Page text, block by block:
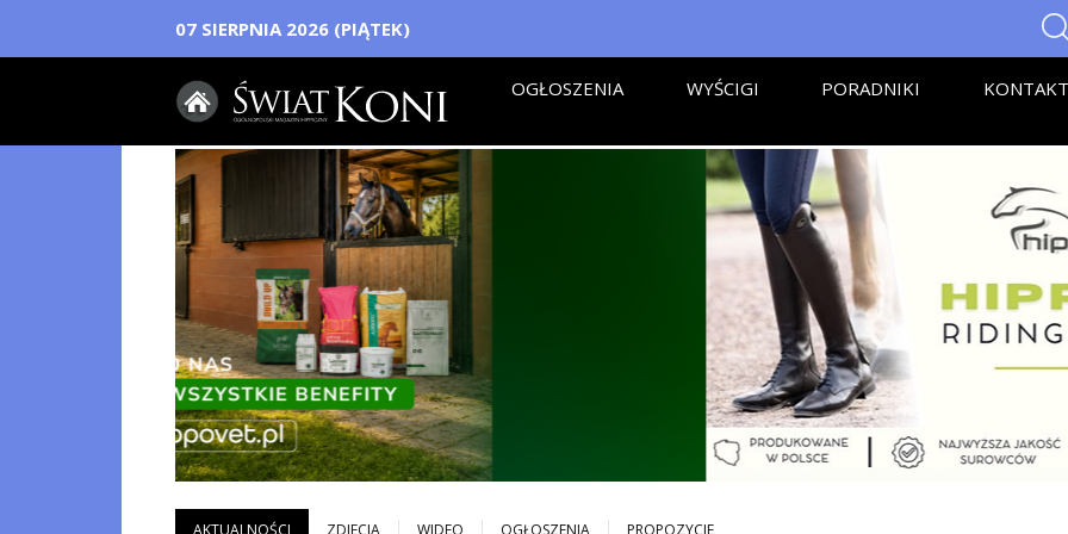
07 SIERPNIA 2026 (PIĄTEK)
OGŁOSZENIA WYŚCIGI PORADNIKI KONTAKT
AKTUALNOŚCI ZDJECIA WIDEO OGŁOSZENIA PROPOZYCJE